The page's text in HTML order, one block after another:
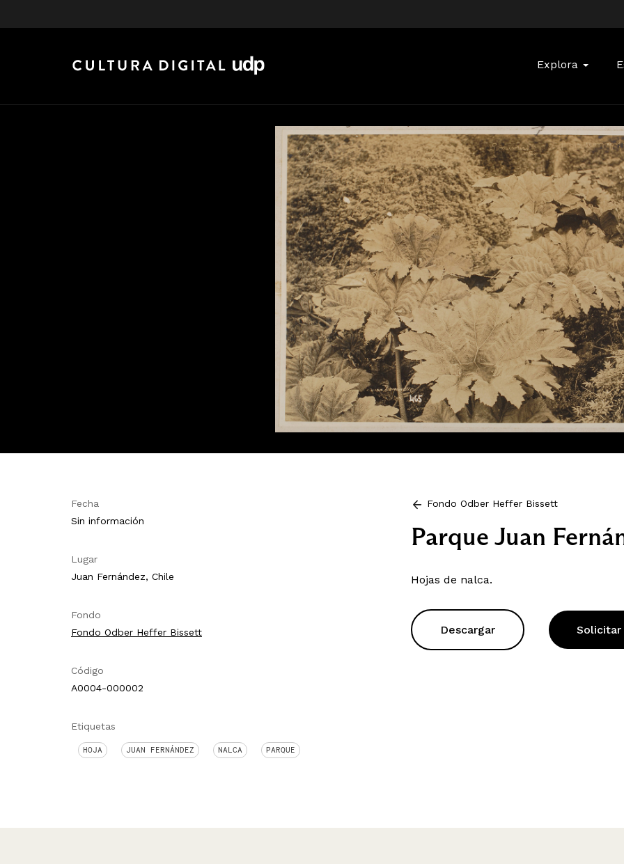
Explora
Fecha
Sin información
Lugar
Juan Fernández, Chile
Fondo
Fondo Odber Heffer Bissett
Código
A0004-000002
Etiquetas
HOJA JUAN FERNÁNDEZ NALCA PARQUE
Fondo Odber Heffer Bissett
Parque Juan
Hojas de nalca.
Descargar Solicitar